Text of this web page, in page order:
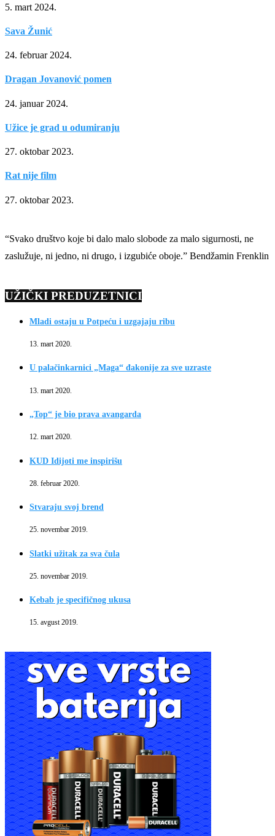
5. mart 2024.
Sava Žunić
24. februar 2024.
Dragan Jovanović pomen
24. januar 2024.
Užice je grad u odumiranju
27. oktobar 2023.
Rat nije film
27. oktobar 2023.
“Svako društvo koje bi dalo malo slobode za malo sigurnosti, ne
zaslužuje, ni jedno, ni drugo, i izgubiće oboje.” Bendžamin Frenklin
UŽIČKI PREDUZETNICI
Mladi ostaju u Potpeću i uzgajaju ribu
13. mart 2020.
U palačinkarnici „Maga“ đakonije za sve uzraste
13. mart 2020.
„Top“ je bio prava avangarda
12. mart 2020.
KUD Idijoti me inspirišu
28. februar 2020.
Stvaraju svoj brend
25. novembar 2019.
Slatki užitak za sva čula
25. novembar 2019.
Kebab je specifičnog ukusa
15. avgust 2019.